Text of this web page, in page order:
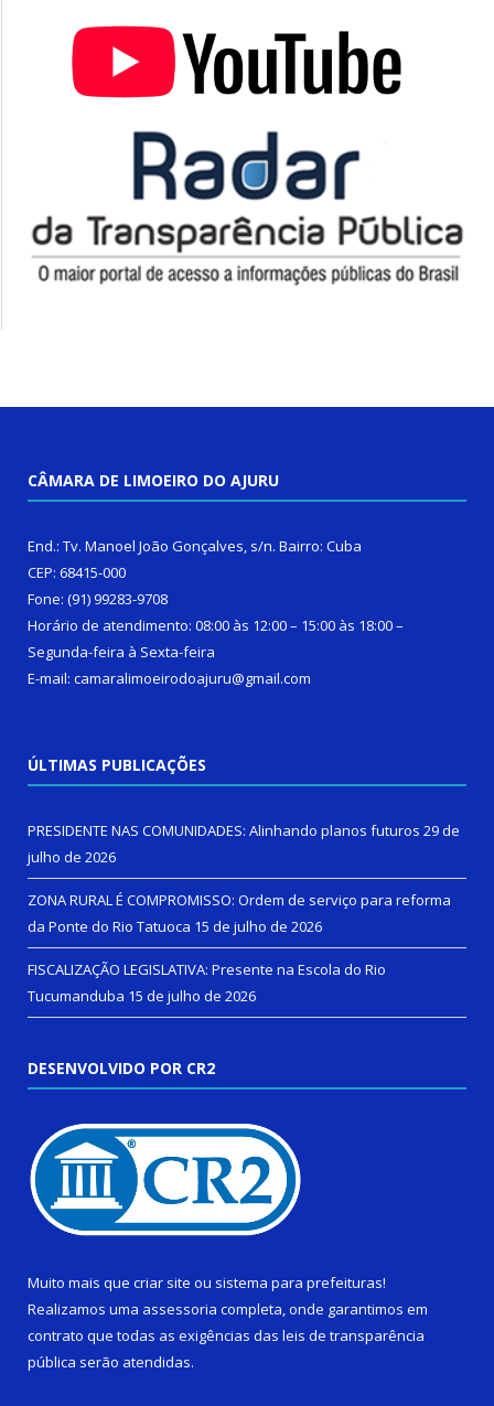
CÂMARA DE LIMOEIRO DO AJURU
End.: Tv. Manoel João Gonçalves, s/n. Bairro: Cuba
CEP: 68415-000
Fone: (91) 99283-9708
Horário de atendimento: 08:00 às 12:00 – 15:00 às 18:00 –
Segunda-feira à Sexta-feira
E-mail: camaralimoeirodoajuru@gmail.com
ÚLTIMAS PUBLICAÇÕES
PRESIDENTE NAS COMUNIDADES: Alinhando planos futuros 29 de
julho de 2026
ZONA RURAL É COMPROMISSO: Ordem de serviço para reforma
da Ponte do Rio Tatuoca 15 de julho de 2026
FISCALIZAÇÃO LEGISLATIVA: Presente na Escola do Rio
Tucumanduba 15 de julho de 2026
DESENVOLVIDO POR CR2
Muito mais que criar site ou sistema para prefeituras!
Realizamos uma assessoria completa, onde garantimos em
contrato que todas as exigências das leis de transparência
pública serão atendidas.